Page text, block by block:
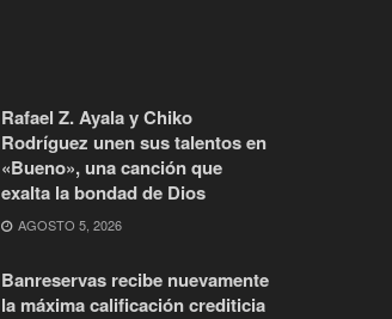
Rafael Z. Ayala y Chiko
Rodríguez unen sus talentos en
«Bueno», una canción que
exalta la bondad de Dios
AGOSTO 5, 2026
Banreservas recibe nuevamente
la máxima calificación crediticia